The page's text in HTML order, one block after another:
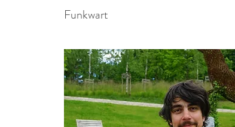
Funkwart